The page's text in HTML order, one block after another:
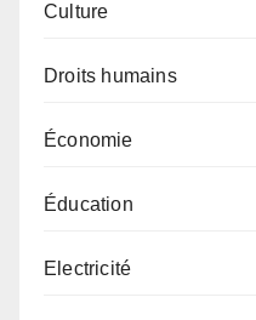
Culture
Droits humains
Économie
Éducation
Electricité